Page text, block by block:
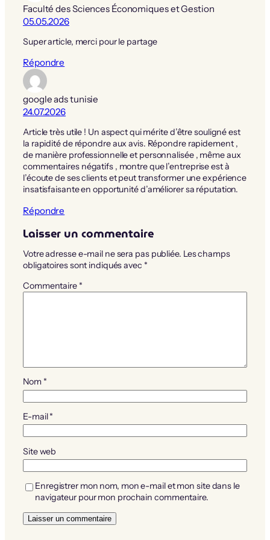
Faculté des Sciences Économiques et Gestion
05.05.2026
Super article, merci pour le partage
Répondre
google ads tunisie
24.07.2026
Article très utile ! Un aspect qui mérite d’être souligné est
la rapidité de répondre aux avis. Répondre rapidement ,
de manière professionnelle et personnalisée , même aux
commentaires négatifs , montre que l’entreprise est à
l’écoute de ses clients et peut transformer une expérience
insatisfaisante en opportunité d’améliorer sa réputation.
Répondre
Laisser un commentaire
Votre adresse e-mail ne sera pas publiée. Les champs
obligatoires sont indiqués avec *
Commentaire *
Nom *
E-mail*
Site web
Enregistrer mon nom, mon e-mail et mon site dans le
navigateur pour mon prochain commentaire.